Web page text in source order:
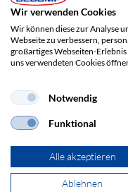
Brands
Haftungsausschluss
© 2026
Wir verwenden Cookies
Wir können diese zur Analyse
Webseite zu verbessern,
großartiges Webseiten-
uns verwendeten Cookies
Notwendig
Funktional
Alle akzeptieren
Ablehnen